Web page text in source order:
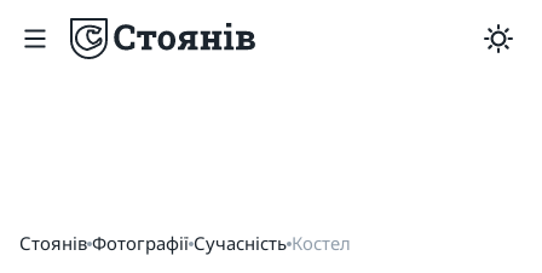
Стоянів Фотографії Сучасність Костел